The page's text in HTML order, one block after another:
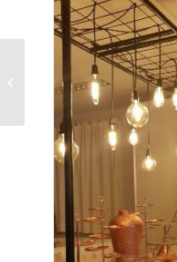
Samovar Prata 8L